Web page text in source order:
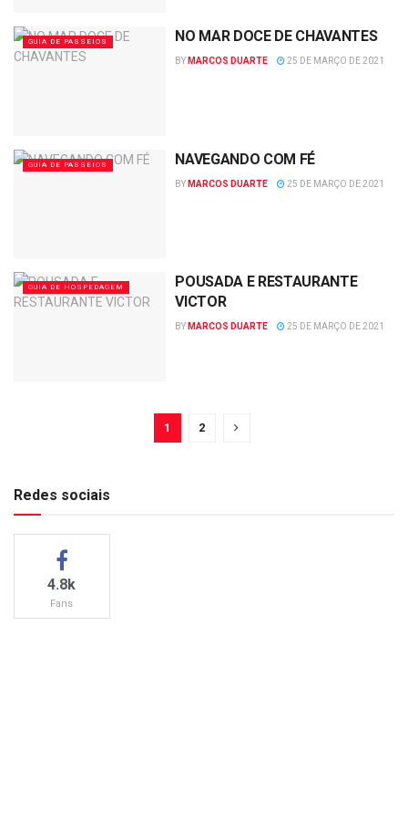
GUIA DE PASSEIOS NO MAR DOCE DE CHAVANTES
BY MARCOS DUARTE 25 DE MARÇO DE 2021
GUIA DE PASSEIOS NAVEGANDO COM FÉ
BY MARCOS DUARTE 25 DE MARÇO DE 2021
GUIA DE HOSPEDAGEM
POUSADA E RESTAURANTE
VICTOR
BY MARCOS DUARTE 25 DE MARÇO DE 2021
1 2
Redes sociais
4.8k
Fans